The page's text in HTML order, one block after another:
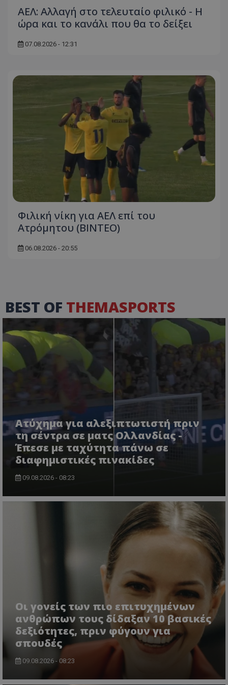
ΑΕΛ: Αλλαγή στο τελευταίο φιλικό - Η
ώρα και το κανάλι που θα το δείξει
07.08.2026 - 12:31
Φιλική νίκη για ΑΕΛ επί του
Ατρόμητου (BINTEO)
06.08.2026 - 20:55
BEST OF THEMASPORTS
Ατύχημα για αλεξιπτωτιστή πριν
τη σέντρα σε ματς Ολλανδίας -
Έπεσε με ταχύτητα πάνω σε
διαφημιστικές πινακίδες
09.08.2026 - 08:23
Οι γονείς των πιο επιτυχημένων
ανθρώπων τους δίδαξαν 10 βασικές
δεξιότητες, πριν φύγουν για
σπουδές
09.08.2026 - 08:23